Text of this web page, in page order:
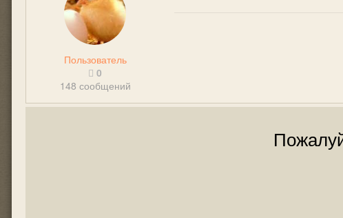
Пользователь
0
148 сообщений